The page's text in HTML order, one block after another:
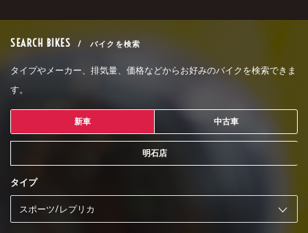
SEARCH BIKES / バイクを検索
タイプやメーカー、排気量、価格などからお好みのバイクを検索できま
す。
新車 中古車
明石店
タイプ